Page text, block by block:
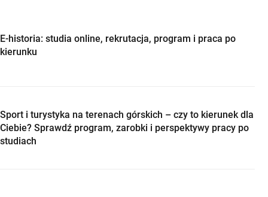
E-historia: studia online, rekrutacja, program i praca po
kierunku
Sport i turystyka na terenach górskich – czy to kierunek dla
Ciebie? Sprawdź program, zarobki i perspektywy pracy po
studiach